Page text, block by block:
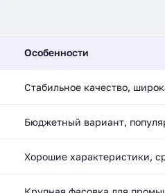
Особенности
Стабильное качество,
Бюджетный вариант,
Хорошие характеристики,